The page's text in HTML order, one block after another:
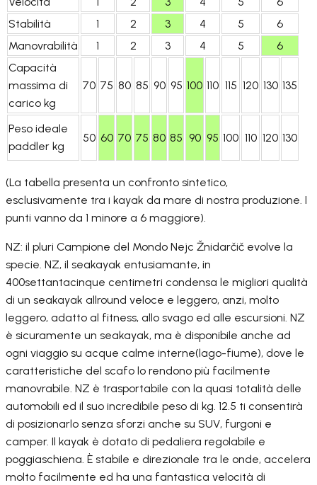
Stabilità
1 2 3 4 5
6
Manovrabilità
1 2 3 4 5
6
Capacità
massima di
carico kg
70 75 80 85 90 95 100 110 115 120 130 135
Peso ideale
paddler kg
50 60 70 75 80 85 90 95 100 110 120 130
(La tabella presenta un confronto sintetico,
esclusivamente tra i kayak da mare di nostra produzione. I
punti vanno da 1 minore a 6 maggiore).
NZ: il pluri Campione del Mondo Nejc Žnidarčič evolve la
specie. NZ, il seakayak entusiamante, in
400settantacinque centimetri condensa le migliori qualità
di un seakayak allround veloce e leggero, anzi, molto
leggero, adatto al fitness, allo svago ed alle escursioni. NZ
è sicuramente un seakayak, ma è disponibile anche ad
ogni viaggio su acque calme interne(lago-fiume), dove le
caratteristiche del scafo lo rendono più facilmente
manovrabile. NZ è trasportabile con la quasi totalità delle
automobili ed il suo incredibile peso di kg. 12.5 ti consentirà
di posizionarlo senza sforzi anche su SUV, furgoni e
camper. Il kayak è dotato di pedaliera regolabile e
poggiaschiena. È stabile e direzionale tra le onde, accelera
molto facilmente ed ha una fantastica velocità di